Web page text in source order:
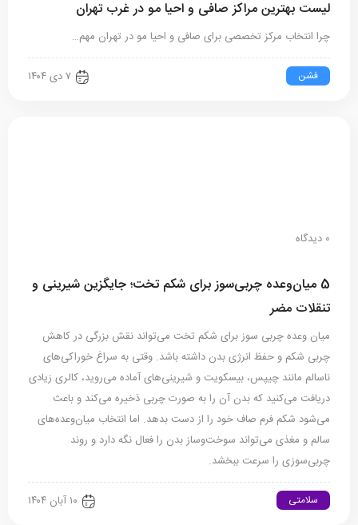
لیست بهترین مراکز صافی و احیا مو در غرب تهران
چرا انتخاب مرکز تخصصی برای صافی و احیا مو در تهران مهم…
فشن ۷ دی ۱۴۰۴
0 دیدگاه
5 میان‌وعده چربی‌سوز برای شکم تخت؛ جایگزین شیرینی و
تنقلات مضر
میان ‌وعده چربی ‌سوز برای شکم تخت می‌تواند نقش بزرگی در کاهش
چربی شکم و حفظ انرژی بدن داشته باشد. وقتی به سراغ خوراکی‌های
ناسالم مانند چیپس، بیسکویت و شیرینی‌های آماده می‌روید، کالری زیادی
دریافت می‌کنید که بدن آن را به صورت چربی ذخیره می‌کند و باعث
می‌شود شکم فرم صاف خود را از دست بدهد. اما انتخاب میان‌وعده‌های
سالم و مغذی می‌تواند سوخت‌وساز بدن را فعال نگه دارد و روند
چربی‌سوزی را سرعت ببخشد.
سلامتی ۱۰ آبان ۱۴۰۴